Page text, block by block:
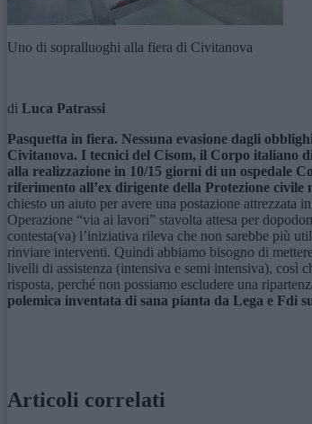
Uno di sopralluoghi alla fiera di Civitanova
di Luca Patrassi
Pasquetta in fiera. Nessuna evasione dagli
Civitanova. I tecnici del Cisom, il Corpo italiano
alla realizzazione in 10/15 giorni di un ospedale
riferimento all’ex dirigente della Protezione civile
chiesto un aiuto per avere una postazione
Operazione “via ai lavori” stavolta attesa per
contesta(va) l’iniziativa rileva che non sarebbe più
rinviare interventi. Quindi abbiamo bisogno di
livelli di assistenza (intensiva e semi intensiva), così
risposta, perché non possiamo escludere una
polemica inventata di sana pianta da Lega e Fdi
Articoli correlati